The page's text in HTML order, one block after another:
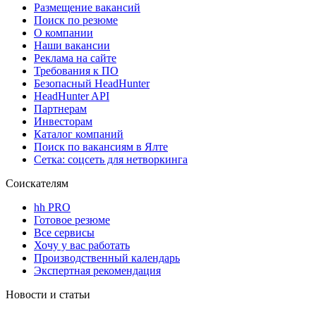
Размещение вакансий
Поиск по резюме
О компании
Наши вакансии
Реклама на сайте
Требования к ПО
Безопасный HeadHunter
HeadHunter API
Партнерам
Инвесторам
Каталог компаний
Поиск по вакансиям в Ялте
Сетка: соцсеть для нетворкинга
Соискателям
hh PRO
Готовое резюме
Все сервисы
Хочу у вас работать
Производственный календарь
Экспертная рекомендация
Новости и статьи